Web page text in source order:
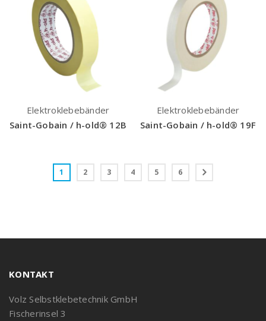
Elektroklebebänder
Saint-Gobain / h-old® 12B
Elektroklebebänder
Saint-Gobain / h-old® 19F
1 2 3 4 5 6
KONTAKT
Volz Selbstklebetechnik GmbH
Fischerinsel 3